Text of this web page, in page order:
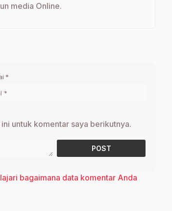
media Online.
*
untuk komentar saya berikutnya.
bagaimana data komentar Anda